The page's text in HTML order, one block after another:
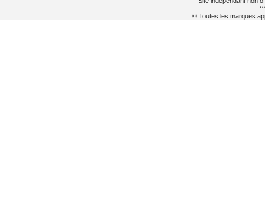
© Toutes les marques